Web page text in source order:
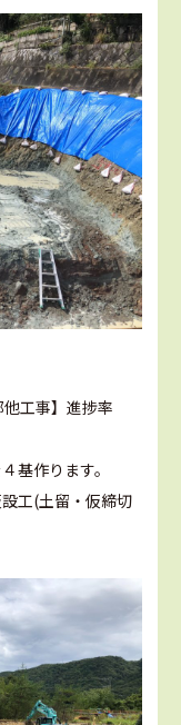
他工事】進捗率
基作ります。
工(土留・仮締切